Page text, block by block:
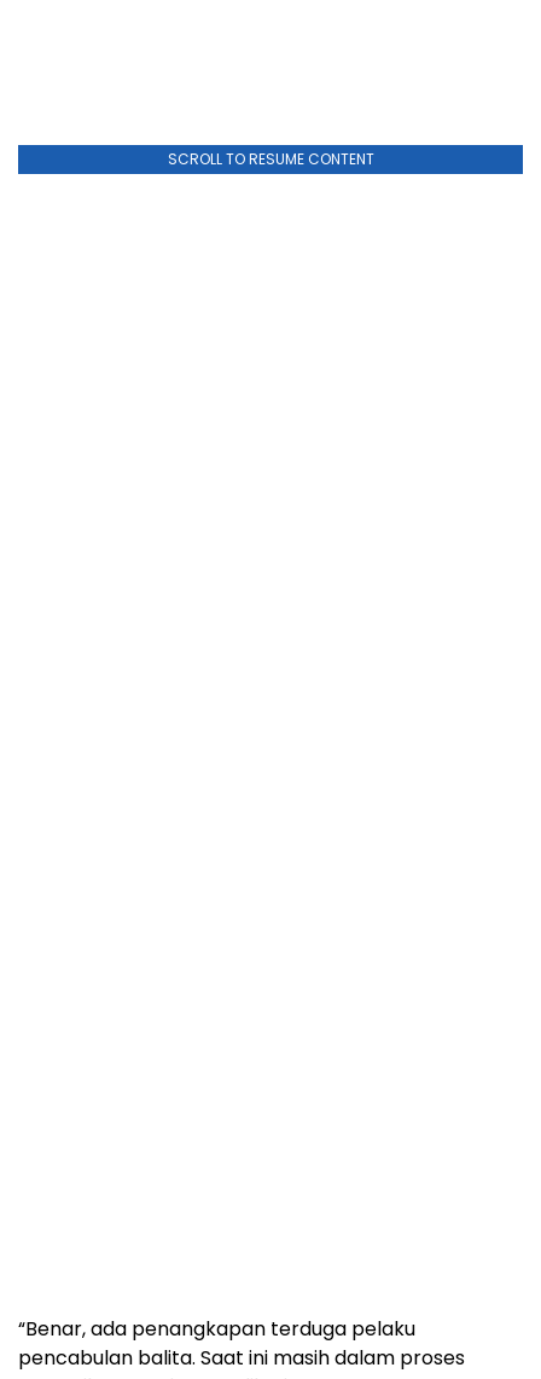
SCROLL TO RESUME CONTENT
“Benar, ada penangkapan terduga pelaku
pencabulan balita. Saat ini masih dalam proses